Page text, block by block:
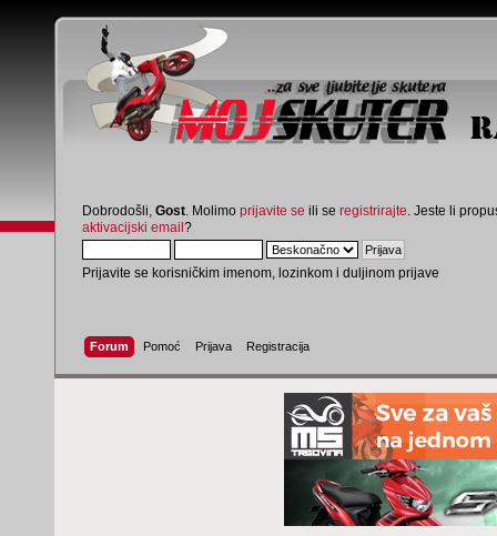
Dobrodošli, Gost . Molimo prijavite se ili se registrirajte . Jeste li
aktivacijski email?
Prijavite se korisničkim imenom, lozinkom i duljinom prijave
Forum Pomoć Prijava Registracija